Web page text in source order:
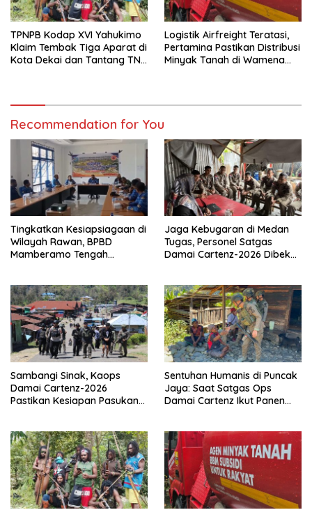
TPNPB Kodap XVI Yahukimo
Klaim Tembak Tiga Aparat di
Kota Dekai dan Tantang TNI-
Logistik Airfreight Teratasi,
Pertamina Pastikan Distribusi
Minyak Tanah di Wamena
Recommendation for You
Tingkatkan Kesiapsiagaan di
Wilayah Rawan, BPBD
Mamberamo Tengah
Jaga Kebugaran di Medan
Tugas, Personel Satgas
Damai Cartenz-2026 Dibekali
Sambangi Sinak, Kaops
Damai Cartenz-2026
Pastikan Kesiapan Pasukan
Sentuhan Humanis di Puncak
Jaya: Saat Satgas Ops
Damai Cartenz Ikut Panen